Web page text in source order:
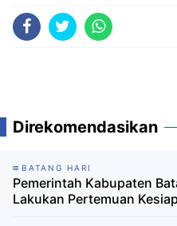
Direkomendasikan
BATANG HARI
Pemerintah Kabupaten
Lakukan Pertemuan